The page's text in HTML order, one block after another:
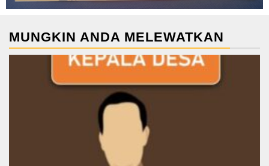
MUNGKIN ANDA MELEWATKAN